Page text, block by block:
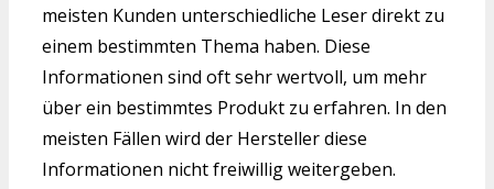
meisten Kunden unterschiedliche Leser direkt zu
einem bestimmten Thema haben. Diese
Informationen sind oft sehr wertvoll, um mehr
über ein bestimmtes Produkt zu erfahren. In den
meisten Fällen wird der Hersteller diese
Informationen nicht freiwillig weitergeben.